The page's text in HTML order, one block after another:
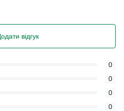
відгук
0
0
0
0